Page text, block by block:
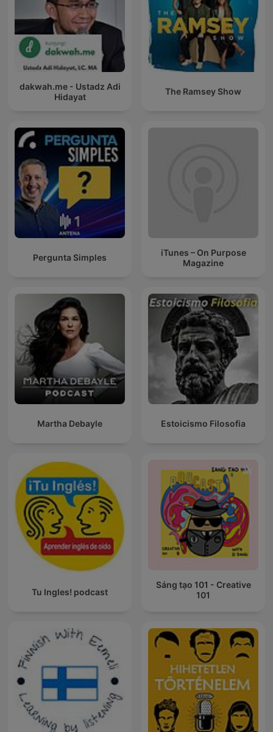
dakwah.me - Ustadz Adi
Hidayat
The Ramsey Show
Pergunta Simples
iTunes – On Purpose
Magazine
Martha Debayle Estoicismo Filosofia
Tu Ingles! podcast
Sáng tạo 101 - Creative
101